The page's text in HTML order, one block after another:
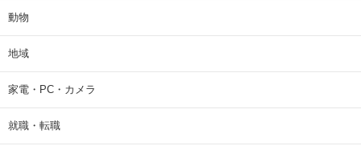
動物
地域
家電・PC・カメラ
就職・転職